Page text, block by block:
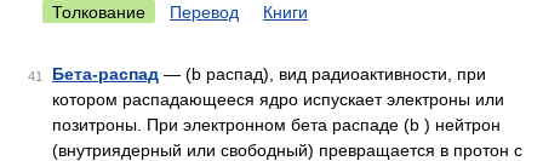
Толкование Перевод Книги
41 Бета-распад — (b распад), вид радиоактивности, при
котором распадающееся ядро испускает электроны или
позитроны. При электронном бета распаде (b ) нейтрон
(внутриядерный или свободный) превращается в протон с